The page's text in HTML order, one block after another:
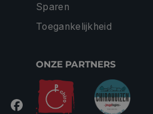
Sparen
Toegankelijkheid
ONZE PARTNERS